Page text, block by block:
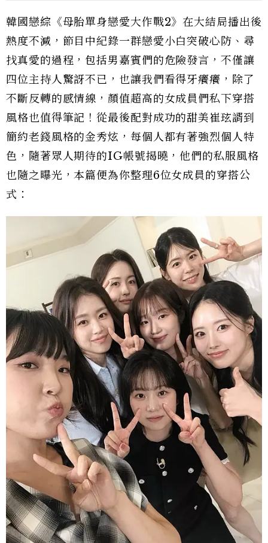
韓國戀綜《母胎單身戀愛大作戰2》在大結局播出後
熱度不減，節目中紀錄一群戀愛小白突破心防、尋
找真愛的過程，包括男嘉賓們的危險發言，不僅讓
四位主持人驚訝不已，也讓我們看得牙癢癢，除了
不斷反轉的感情線，顏值超高的女成員們私下穿搭
風格也值得筆記！從最後配對成功的甜美崔玹諝到
簡約老錢風格的金秀炫，每個人都有著強烈個人特
色，隨著眾人期待的IG帳號揭曉，他們的私服風格
也隨之曝光，本篇便為你整理6位女成員的穿搭公
式：